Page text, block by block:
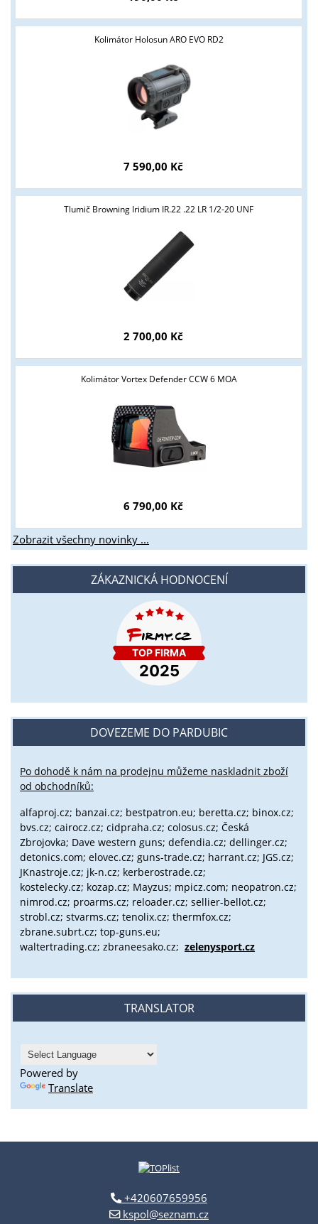
Kolimátor Holosun ARO EVO RD2
7 590,00 Kč
Tlumič Browning Iridium IR.22 .22 LR 1/2-20 UNF
2 700,00 Kč
Kolimátor Vortex Defender CCW 6 MOA
6 790,00 Kč
Zobrazit všechny novinky ...
ZÁKAZNICKÁ HODNOCENÍ
DOVEZEME DO PARDUBIC
Po dohodě k nám na prodejnu můžeme naskladnit zboží
od obchodníků:
alfaproj.cz; banzai.cz; bestpatron.eu; beretta.cz; binox.cz;
bvs.cz; cairocz.cz; cidpraha.cz; colosus.cz; Česká
Zbrojovka; Dave western guns; defendia.cz; dellinger.cz;
detonics.com; elovec.cz; guns-trade.cz; harrant.cz; JGS.cz;
JKnastroje.cz; jk-n.cz; kerberostrade.cz;
kostelecky.cz; kozap.cz; Mayzus; mpicz.com; neopatron.cz;
nimrod.cz; proarms.cz; reloader.cz; sellier-bellot.cz;
strobl.cz; stvarms.cz; tenolix.cz; thermfox.cz;
zbrane.subrt.cz; top-guns.eu;
waltertrading.cz; zbraneesako.cz; zelenysport.cz
TRANSLATOR
Powered by
Translate
+420607659956
kspol@seznam.cz